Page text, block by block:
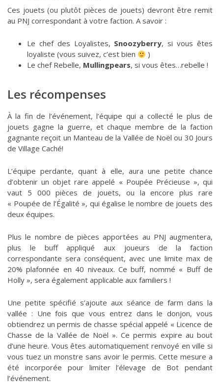
Ces jouets (ou plutôt pièces de jouets) devront être remit
au PNJ correspondant à votre faction. A savoir :
Le chef des Loyalistes, Snoozyberry, si vous êtes
loyaliste (vous suivez, c’est bien
)
Le chef Rebelle, Mullingpears, si vous êtes…rebelle !
Les récompenses
À la fin de l’événement, l’équipe qui a collecté le plus de
jouets gagne la guerre, et chaque membre de la faction
gagnante reçoit un Manteau de la Vallée de Noël ou 30 Jours
de Village Caché!
L’équipe perdante, quant à elle, aura une petite chance
d’obtenir un objet rare appelé « Poupée Précieuse », qui
vaut 5 000 pièces de jouets, ou la encore plus rare
« Poupée de l’Égalité », qui égalise le nombre de jouets des
deux équipes.
Plus le nombre de pièces apportées au PNJ augmentera,
plus le buff appliqué aux joueurs de la faction
correspondante sera conséquent, avec une limite max de
20% plafonnée en 40 niveaux. Ce buff, nommé « Buff de
Holly », sera également applicable aux familiers !
Une petite spécifié s’ajoute aux séance de farm dans la
vallée : Une fois que vous entrez dans le donjon, vous
obtiendrez un permis de chasse spécial appelé « Licence de
Chasse de la Vallée de Noël ». Ce permis expire au bout
d’une heure. Vous êtes automatiquement renvoyé en ville si
vous tuez un monstre sans avoir le permis. Cette mesure a
été incorporée pour limiter l’élevage de Bot pendant
l’événement.